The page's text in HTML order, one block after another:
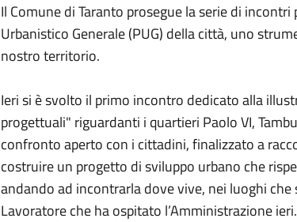
Il Comune di Taranto prosegue la serie di
Urbanistico Generale (PUG) della città, uno
nostro territorio.
Ieri si è svolto il primo incontro dedicato alla
progettuali" riguardanti i quartieri Paolo VI,
confronto aperto con i cittadini, finalizzato a
costruire un progetto di sviluppo urbano che
andando ad incontrarla dove vive, nei luoghi
Lavoratore che ha ospitato l’Amministrazione ieri.